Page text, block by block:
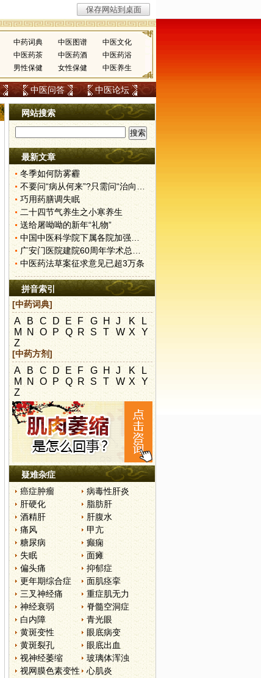
中药词典 中医图谱
中医文化
中医药茶 中医药酒
中医药浴
男性保健 女性保健 中医养生
中医问答 中医论坛
网站搜索
最新文章
冬季如何防雾霾
不要问“病从何来”?只需问“治向何去”?
巧用药膳调失眠
二十四节气养生之小寒养生
送给屠呦呦的新年“礼物”
中国中医科学院下属各院加强挂号管理
广安门医院建院60周年学术总结会召开
中医药法草案征求意见已超3万条
拼音索引
[中药词典]
A B C D E F G H J K
L
M N O P Q R S T W X
Y
Z
[中药方剂]
A B C D E F G H J K
L
M N O P Q R S T W X
Y
Z
疑难杂症
癌症肿瘤
病毒性肝炎
肝硬化
脂肪肝
酒精肝
肝腹水
痛风
甲亢
糖尿病
癫痫
失眠
面瘫
偏头痛
抑郁症
更年期综合症
面肌痉挛
三叉神经痛
重症肌无力
神经衰弱
脊髓空洞症
白内障
青光眼
黄斑变性
眼底病变
黄斑裂孔
眼底出血
视神经萎缩
玻璃体浑浊
视网膜色素变性
心肌炎